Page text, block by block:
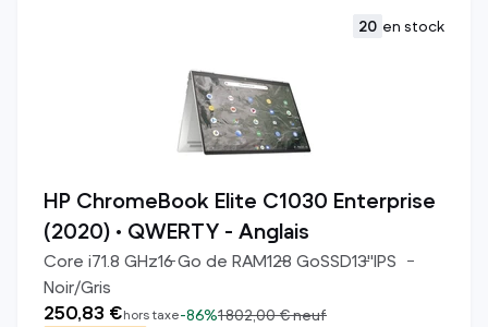
20 en stock
HP ChromeBook Elite C1030 Enterprise
(2020) • QWERTY - Anglais
Core i71.8 GHz16Go de RAM128 GoSSD13"IPS
Noir/Gris
250,83 €hors taxe-86%1 802,00 €neuf